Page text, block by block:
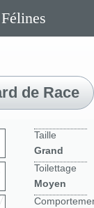
de Race
Taille
Grand
Toilettage
Moyen